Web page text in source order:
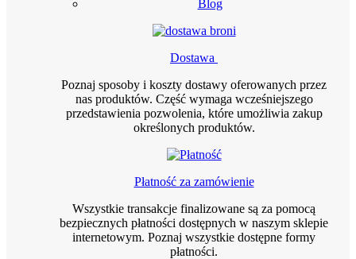
Blog
Dostawa
Poznaj sposoby i koszty dostawy oferowanych przez
nas produktów. Część wymaga wcześniejszego
przedstawienia pozwolenia, które umożliwia zakup
określonych produktów.
Płatność za zamówienie
Wszystkie transakcje finalizowane są za pomocą
bezpiecznych płatności dostępnych w naszym sklepie
internetowym. Poznaj wszystkie dostępne formy
płatności.